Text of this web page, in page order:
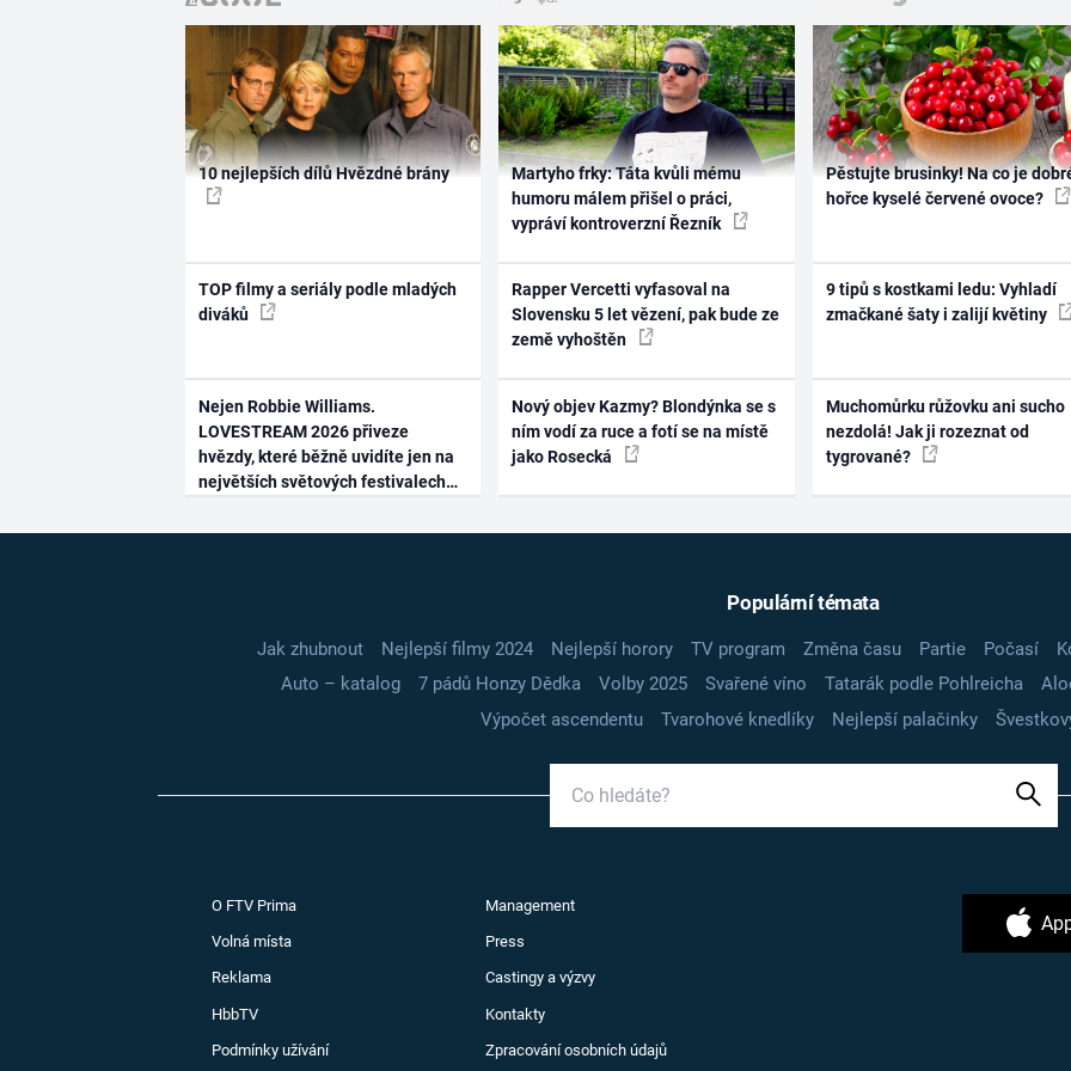
10 nejlepších dílů Hvězdné brány
TOP filmy a seriály podle mladých
diváků
Nejen Robbie Williams.
LOVESTREAM 2026 přiveze
hvězdy, které běžně uvidíte jen na
největších světových festivalech
Martyho frky: Táta kvůli mému
humoru málem přišel o práci,
vypráví kontroverzní Řezník
Rapper Vercetti vyfasoval na
Slovensku 5 let vězení, pak bude ze
země vyhoštěn
Nový objev Kazmy? Blondýnka se s
ním vodí za ruce a fotí se na místě
jako Rosecká
Pěstujte brusinky! Na co je
hořce kyselé červené ovoce?
9 tipů s kostkami ledu: Vyhladí
zmačkané šaty i zalijí květiny
Muchomůrku růžovku ani sucho
nezdolá! Jak ji rozeznat od
tygrované?
Populární témata
Jak zhubnout Nejlepší filmy 2024 Nejlepší horory TV program Změna času Partie Počasí
Auto – katalog
7 pádů Honzy Dědka Volby 2025 Svařené víno Tatarák podle Pohlreicha
Výpočet ascendentu
Tvarohové knedlíky Nejlepší palačinky
O FTV Prima Management
Volná místa Press
Reklama Castingy a výzvy
HbbTV Kontakty
Podmínky užívání Zpracování osobních údajů